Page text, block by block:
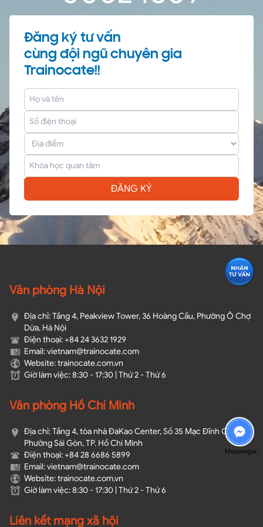
Đăng ký tư vấn
cùng đội ngũ chuyên gia
Trainocate!!
ĐĂNG KÝ
Văn phòng Hà Nội
Địa chỉ: Tầng 4, Peakview Tower, 36 Hoàng Cầu, Phường Ô Chợ
Dừa, Hà Nội
Điện thoại: +84 24 3632 1929
Email: vietnam@trainocate.com​
Website: trainocate.com.vn
Giờ làm việc: 8:30 - 17:30 | Thứ 2 - Thứ 6
Văn phòng Hồ Chí Minh
Địa chỉ: Tầng 4, tòa nhà ĐaKao Center, Số 35 Mạc Đĩnh Chi,
Phường Sài Gòn, TP. Hồ Chí Minh
Điện thoại: +84 28 6686 5899
Email: vietnam@trainocate.com​
Website: trainocate.com.vn
Giờ làm việc: 8:30 - 17:30 | Thứ 2 - Thứ 6
Liên kết mạng xã hội
Messenger